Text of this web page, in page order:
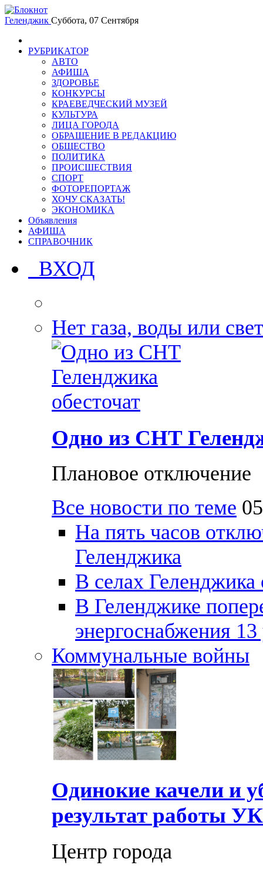
Геленджик Суббота, 07 Сентября
РУБРИКАТОР
АВТО
АФИША
ЗДОРОВЬЕ
КОНКУРСЫ
КРАЕВЕДЧЕСКИЙ МУЗЕЙ
КУЛЬТУРА
ЛИЦА ГОРОДА
ОБРАЩЕНИЕ В РЕДАКЦИЮ
ОБЩЕСТВО
ПОЛИТИКА
ПРОИСШЕСТВИЯ
СПОРТ
ФОТОРЕПОРТАЖ
ХОЧУ СКАЗАТЬ!
ЭКОНОМИКА
Объявления
АФИША
СПРАВОЧНИК
ВХОД
Нет газа, воды или
Одно из СНТ
Плановое отключение
Все новости по теме
На пять часов
Геленджика
В селах Геленджика
В Геленджике
энергоснабжения
Коммунальные войны
Одинокие качели и
результат работы
Центр города